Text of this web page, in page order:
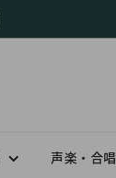
声楽・合唱